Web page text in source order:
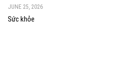
JUNE 25, 2026
Sức khỏe